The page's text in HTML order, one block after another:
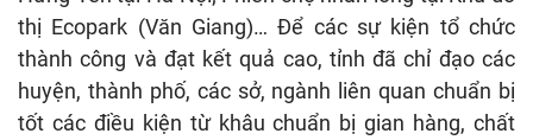
thị Ecopark (Văn Giang)… Để các sự kiện tổ chức
thành công và đạt kết quả cao, tỉnh đã chỉ đạo các
huyện, thành phố, các sở, ngành liên quan chuẩn bị
tốt các điều kiện từ khâu chuẩn bị gian hàng, chất